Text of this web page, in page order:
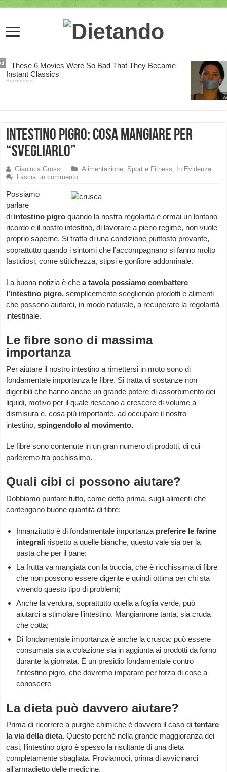
Intestino Pigro: cosa mangiare per
“svegliarlo”
Gianluca Grossi Alimentazione, Sport e Fitness,
In Evidenza
Lascia un commento
Possiamo
parlare
di intestino pigroquando la nostra regolarità è ormai un lontano
ricordo e il nostro intestino, di lavorare a pieno regime, non vuole
proprio saperne. Si tratta di una condizione piuttosto provante,
soprattutto quando i sintomi che l’accompagnano si fanno molto
fastidiosi, come stitichezza, stipsi e gonfiore addominale.
La buona notizia è chea tavola possiamo combattere
l’intestino pigro,semplicemente scegliendo prodotti e alimenti
che possono aiutarci, in modo naturale, a recuperare la regolarità
intestinale.
Le fibre sono di massima
importanza
Per aiutare il nostro intestino a rimettersi in moto sono di
fondamentale importanza le fibre. Si tratta di sostanze non
digeribili che hanno anche un grande potere di assorbimento dei
liquidi, motivo per il quale riescono a crescere di volume a
dismisura e, cosa più importante, ad occupare il nostro
intestino,spingendolo al movimento.
Le fibre sono contenute in un gran numero di prodotti, di cui
parleremo tra pochissimo.
Quali cibi ci possono aiutare?
Dobbiamo puntare tutto, come detto prima, sugli alimenti che
contengono buone quantità di fibre:
Innanzitutto è di fondamentale importanza preferire le farine
integrali rispetto a quelle bianche, questo vale sia per la
pasta che per il pane;
La frutta va mangiata con la buccia, che è ricchissima di fibre
che non possono essere digerite e quindi ottima per chi sta
vivendo questo tipo di problemi;
Anche la verdura, soprattutto quella a foglia verde, può
aiutarci a stimolare l’intestino. Mangiamone tanta, sia cruda
che cotta;
Di fondamentale importanza è anche la crusca: può essere
consumata sia a colazione sia in aggiunta ai prodotti da forno
durante la giornata. È un presidio fondamentale contro
l’intestino pigro, che dovremo imparare per forza di cose a
conoscere
La dieta può davvero aiutare?
Prima di ricorrere a purghe chimiche è davvero il caso ditentare
la via della dieta. Questo perché nella grande maggioranza dei
casi, l’intestino pigro è spesso la risultante di una dieta
completamente sbagliata. Proviamoci, prima di avvicinarci
all’armadietto delle medicine.